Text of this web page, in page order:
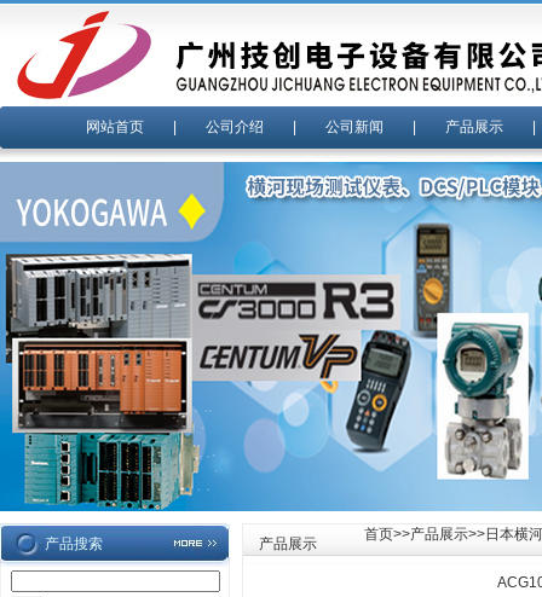
网站首页 公司介绍 公司新闻 产品展示
产品搜索 产品展示
首页>>产品展示>>日本横